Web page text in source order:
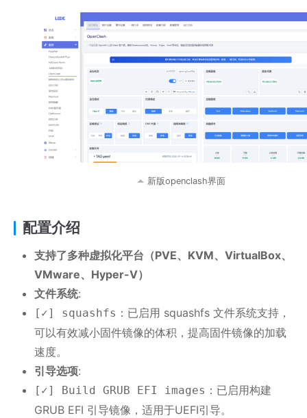
新版openclash界面
配置介绍
支持了多种虚拟化平台（PVE、KVM、VirtualBox、
VMware、Hyper-V）
文件系统:
[✓] squashfs ：已启用 squashfs 文件系统支持，
可以有效减小固件镜像的体积，提高固件镜像的加载
速度。
引导选项:
[✓] Build GRUB EFI images ：已启用构建
GRUB EFI 引导镜像，适用于UEFI引导。